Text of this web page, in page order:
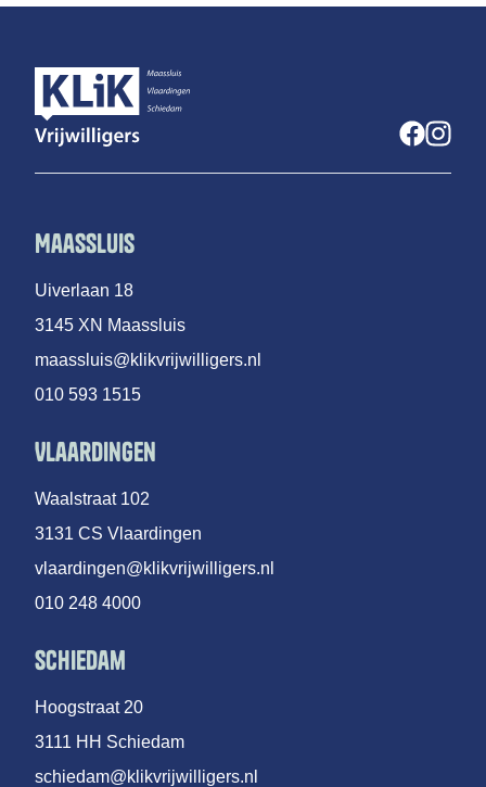
Maassluis
Uiverlaan 18
3145 XN Maassluis
maassluis@klikvrijwilligers.nl
010 593 1515
Vlaardingen
Waalstraat 102
3131 CS Vlaardingen
vlaardingen@klikvrijwilligers.nl
010 248 4000
Schiedam
Hoogstraat 20
3111 HH Schiedam
schiedam@klikvrijwilligers.nl